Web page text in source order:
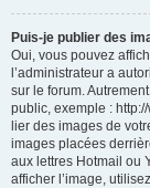
Puis-je publier des
Oui, vous pouvez
l’administrateur a
sur le forum.
public, exemple :
lier des images de
images placées
aux lettres Hotmail ou
afficher l’image,